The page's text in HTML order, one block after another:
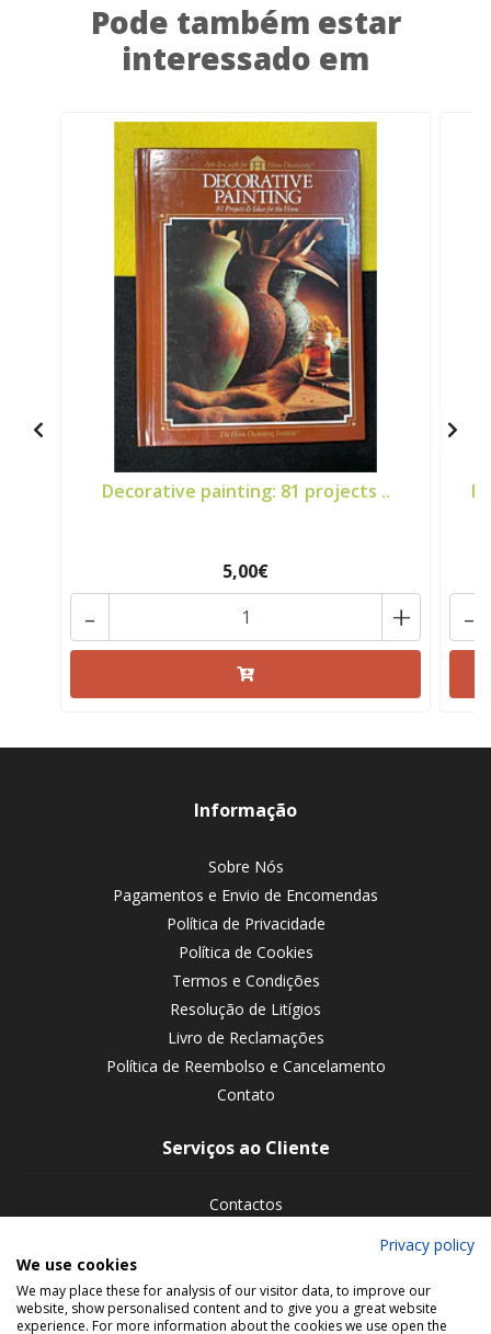
Pode também estar
interessado em
Decorative painting: 81 projects ..
5,00€
+
- -
Informação
Sobre Nós
Pagamentos e Envio de Encomendas
Política de Privacidade
Política de Cookies
Termos e Condições
Resolução de Litígios
Livro de Reclamações
Política de Reembolso e Cancelamento
Contato
Serviços ao Cliente
Contactos
Siga-nos nas redes sociais
Privacy policy
We use cookies
We may place these for analysis of our visitor data, to improve our
website, show personalised content and to give you a great website
experience. For more information about the cookies we use open the